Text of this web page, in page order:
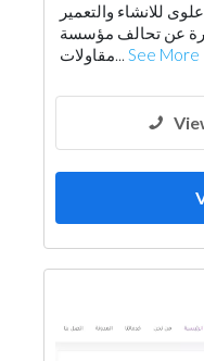
Cable &
Building
Interior Design
للانشاء والتعمير
عن تحالف مؤسسة
مقاولات... See More